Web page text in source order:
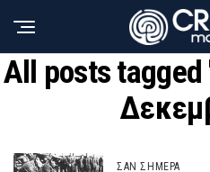
All posts tagged
ΣΑΝ ΣΗΜΕΡΑ